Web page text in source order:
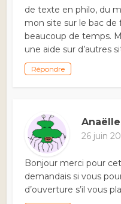
de texte en philo, du
mon site sur le bac de
beaucoup de temps.
une aide sur d’autres
Répondre
Anaëlle
26 juin
Bonjour merci pour
demandais si vous
d’ouverture s’il vous